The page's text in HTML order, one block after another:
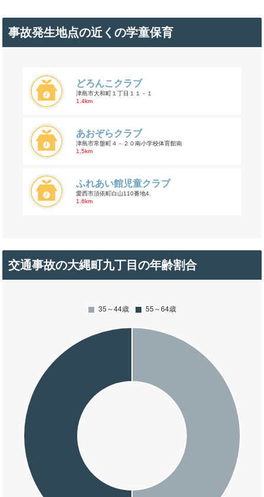
事故発生地点の近くの学童保育
どろんこクラブ
津島市大和町１丁目１１－１
1.4km
あおぞらクラブ
津島市常盤町４－２０南小学校体育館南
1.5km
ふれあい館児童クラブ
愛西市須依町白山110番地4.
1.6km
交通事故の大縄町九丁目の年齢割合